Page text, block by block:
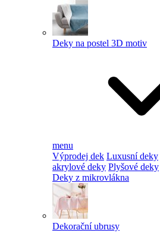
Deky na postel 3D motiv
menu
Výprodej dek Luxusní deky
akrylové deky Plyšové deky
Deky z mikrovlákna
Dekorační ubrusy